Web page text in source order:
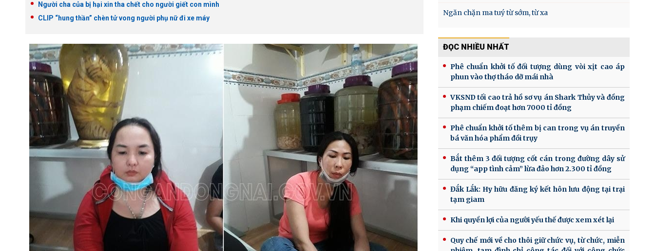
Người cha của bị hại xin tha chết cho người giết con mình
CLIP “hung thần” chèn tử vong người phụ nữ đi xe máy
Ngăn chặn ma tuý từ sớm, từ xa
ĐỌC NHIỀU NHẤT
Phê chuẩn khởi tố đối tượng dùng vòi xịt cao áp
phun vào thợ tháo dỡ mái nhà
VKSND tối cao trả hồ sơ vụ án Shark Thủy và đồng
phạm chiếm đoạt hơn 7000 tỉ đồng
Phê chuẩn khởi tố thêm bị can trong vụ án truyền
bá văn hóa phẩm đồi trụy
Bắt thêm 3 đối tượng cốt cán trong đường dây sử
dụng “app tình cảm” lừa đảo hơn 2.300 tỉ đồng
Đắk Lắk: Hy hữu đăng ký kết hôn lưu động tại trại
tạm giam
Khi quyền lợi của người yếu thế được xem xét lại
Quy chế mới về cho thôi giữ chức vụ, từ chức, miễn